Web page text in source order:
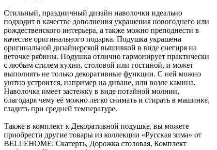
Стильный, праздничный дизайн наволочки идеально
подходит в качестве дополнения украшения новогоднего или
рождественского интерьера, а также можно преподнести в
качестве оригинального подарка. Подушка украшена
оригинальной дизайнерской вышивкой в виде снегиря на
веточке рябины. Подушка отлично гармонирует практически
с любым стилем кухни, столовой или гостиной, и может
выполнять не только декоративные функции. С ней можно
уютно устроится, например на диване, или возле камина.
Наволочка имеет застежку в виде потайной молнии,
благодаря чему её можно легко снимать и стирать в машинке,
гладить при средней температуре.
Также в комплект к Декоративной подушке, вы можете
приобрести другие товары из коллекции «Русская зима» от
BELLEHOME: Скатерть, Дорожка столовая, Комплект